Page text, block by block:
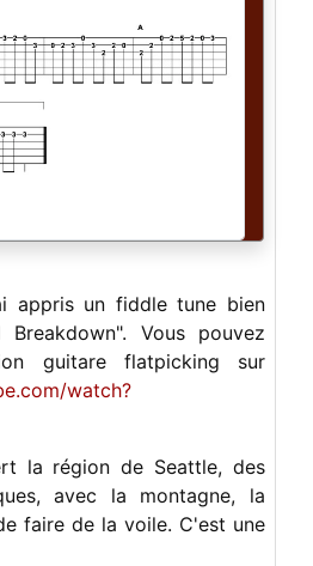
appris un fiddle tune bien
Vous pouvez
guitare flatpicking sur
watch?
la région de Seattle, des
avec la montagne, la
faire de la voile. C'est une